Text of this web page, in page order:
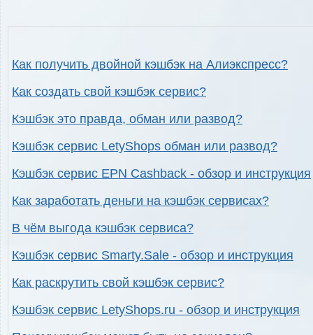
Как получить двойной кэшбэк на Алиэкспресс?
Как создать свой кэшбэк сервис?
Кэшбэк это правда, обман или развод?
Кэшбэк сервис LetyShops обман или развод?
Кэшбэк сервис EPN Cashback - обзор и инструкция
Как заработать деньги на кэшбэк сервисах?
В чём выгода кэшбэк сервиса?
Кэшбэк сервис Smarty.Sale - обзор и инструкция
Как раскрутить свой кэшбэк сервис?
Кэшбэк сервис LetyShops.ru - обзор и инструкция